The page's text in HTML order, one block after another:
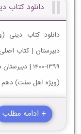
دانلود
(ویژه اهل سنت) دهم
+ ادامه مطلب